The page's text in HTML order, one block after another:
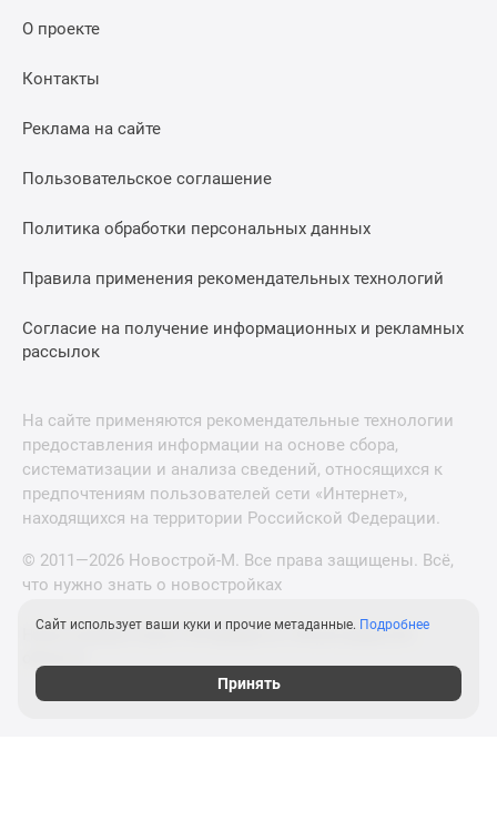
О проекте
Контакты
Реклама на сайте
Пользовательское соглашение
Политика обработки персональных данных
Правила применения рекомендательных технологий
Согласие на получение информационных и рекламных
рассылок
На сайте применяются рекомендательные технологии
предоставления информации на основе сбора,
систематизации и анализа сведений, относящихся к
предпочтениям пользователей сети «Интернет»,
находящихся на территории Российской Федерации.
© 2011—2026 Новострой-М. Все права защищены. Всё,
что нужно знать о новостройках
Новостройки Санкт-Петербурга и Ленинградской
Сайт использует ваши куки и прочие метаданные. Подробнее
Принять